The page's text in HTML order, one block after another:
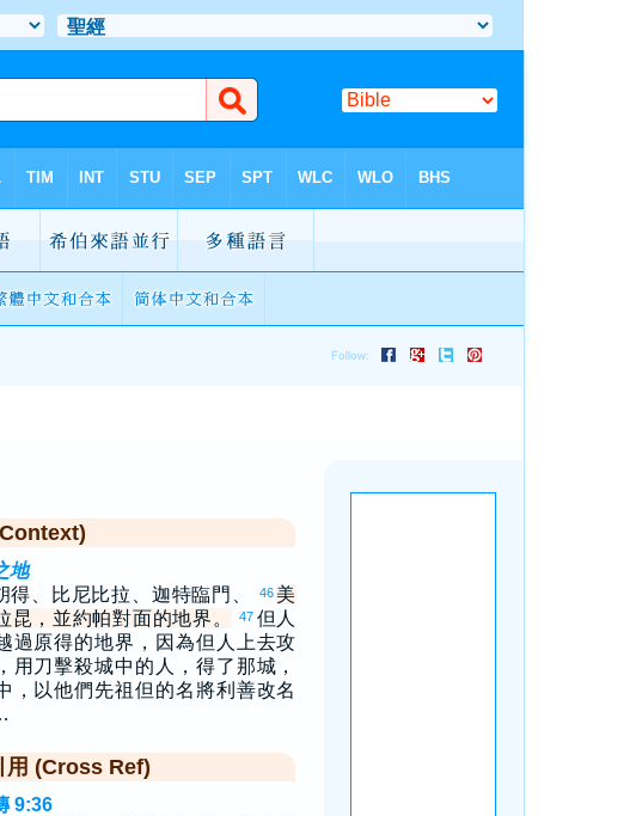
地
得、比尼比拉、迦特臨門、 46 美
昆，並約帕對面的地界。
47 但人
過原得的地界，因為但人上去攻
用刀擊殺城中的人，得了那城，
，以他們先祖但的名將利善改名
用 (Cross Ref)
9:36